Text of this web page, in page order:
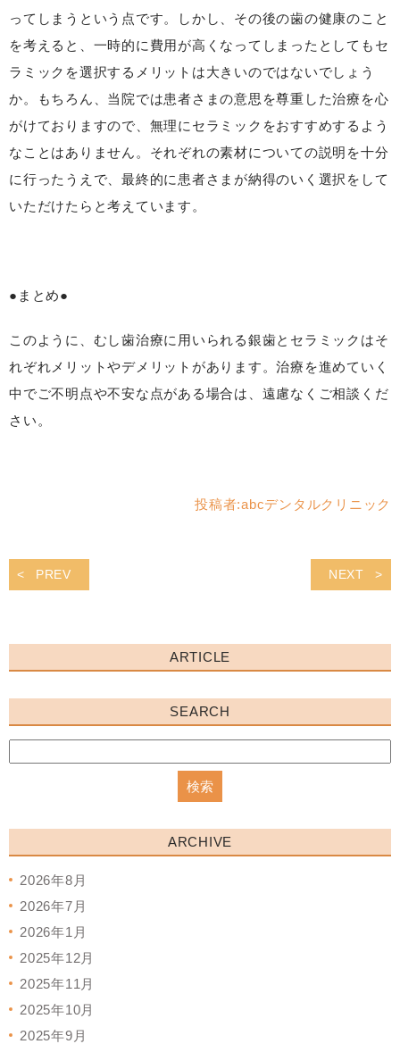
ってしまうという点です。しかし、その後の歯の健康のこと
を考えると、一時的に費用が高くなってしまったとしてもセ
ラミックを選択するメリットは大きいのではないでしょう
か。もちろん、当院では患者さまの意思を尊重した治療を心
がけておりますので、無理にセラミックをおすすめするよう
なことはありません。それぞれの素材についての説明を十分
に行ったうえで、最終的に患者さまが納得のいく選択をして
いただけたらと考えています。
●まとめ●
このように、むし歯治療に用いられる銀歯とセラミックはそ
れぞれメリットやデメリットがあります。治療を進めていく
中でご不明点や不安な点がある場合は、遠慮なくご相談くだ
さい。
投稿者:abcデンタルクリニック
PREV NEXT
ARTICLE
SEARCH
ARCHIVE
2026年8月
2026年7月
2026年1月
2025年12月
2025年11月
2025年10月
2025年9月